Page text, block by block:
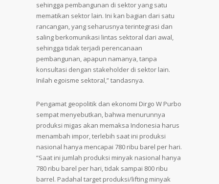
sehingga pembangunan di sektor yang satu
mematikan sektor lain. Ini kan bagian dari satu
rancangan, yang seharusnya terintegrasi dan
saling berkomunikasi lintas sektoral dari awal,
sehingga tidak terjadi perencanaan
pembangunan, apapun namanya, tanpa
konsultasi dengan stakeholder di sektor lain.
Inilah egoisme sektoral,” tandasnya.
Pengamat geopolitik dan ekonomi Dirgo W Purbo
sempat menyebutkan, bahwa menurunnya
produksi migas akan memaksa Indonesia harus
menambah impor, terlebih saat ini produksi
nasional hanya mencapai 780 ribu barel per hari.
“Saat ini jumlah produksi minyak nasional hanya
780 ribu barel per hari, tidak sampai 800 ribu
barrel. Padahal target produksi/lifting minyak